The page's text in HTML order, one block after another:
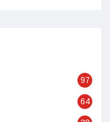
97
64